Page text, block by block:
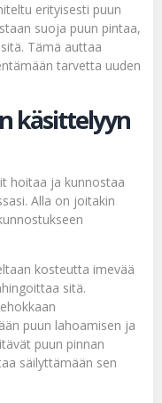
erityisesti puun
suoja puun pintaa,
Tämä auttaa
tarvetta uuden
käsittelyyn
hoitaa ja kunnostaa
Alla on joitakin
kosteutta imevää
sitä.
puun lahoamisen ja
puun pinnan
säilyttämään sen